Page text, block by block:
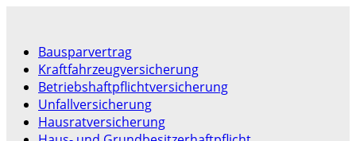
Bausparvertrag
Kraftfahrzeugversicherung
Betriebshaftpflichtversicherung
Unfallversicherung
Hausratversicherung